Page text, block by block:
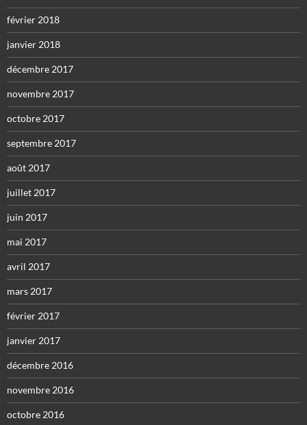
février 2018
janvier 2018
décembre 2017
novembre 2017
octobre 2017
septembre 2017
août 2017
juillet 2017
juin 2017
mai 2017
avril 2017
mars 2017
février 2017
janvier 2017
décembre 2016
novembre 2016
octobre 2016